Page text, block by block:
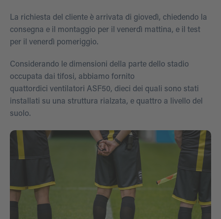
La richiesta del cliente è arrivata di giovedì, chiedendo la
consegna e il montaggio per il venerdì mattina, e il test
per il venerdì pomeriggio.
Considerando le dimensioni della parte dello stadio
occupata dai tifosi, abbiamo fornito
quattordici ventilatori ASF50, dieci dei quali sono stati
installati su una struttura rialzata, e quattro a livello del
suolo.